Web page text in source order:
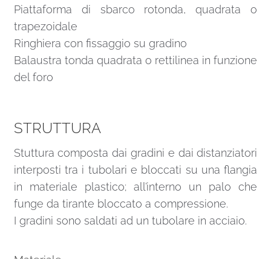
Piattaforma di sbarco rotonda, quadrata o
trapezoidale
Ringhiera con fissaggio su gradino
Balaustra tonda quadrata o rettilinea in funzione
del foro
STRUTTURA
Stuttura composta dai gradini e dai distanziatori
interposti tra i tubolari e bloccati su una flangia
in materiale plastico; all’interno un palo che
funge da tirante bloccato a compressione.
I gradini sono saldati ad un tubolare in acciaio.